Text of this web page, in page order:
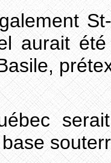
aurait